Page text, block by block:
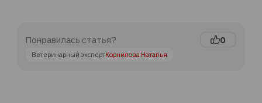
Понравилась статья? 0
Ветеринарный экспертКорнилова Наталья